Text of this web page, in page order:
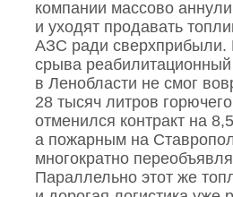
компании массово
и уходят продавать
АЗС ради сверхприбыли.
срыва
в Ленобласти не смог
28 тысяч литров
отменился контракт на
а пожарным на
многократно
Параллельно этот же